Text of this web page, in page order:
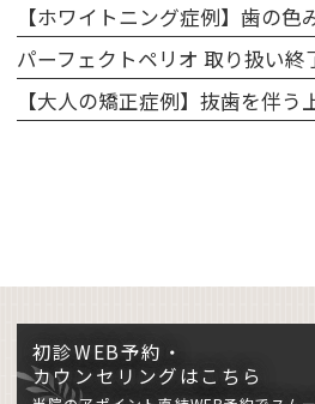
パーフェクトペリオ 取り扱い終
初診WEB予約・
カウンセリングはこちら